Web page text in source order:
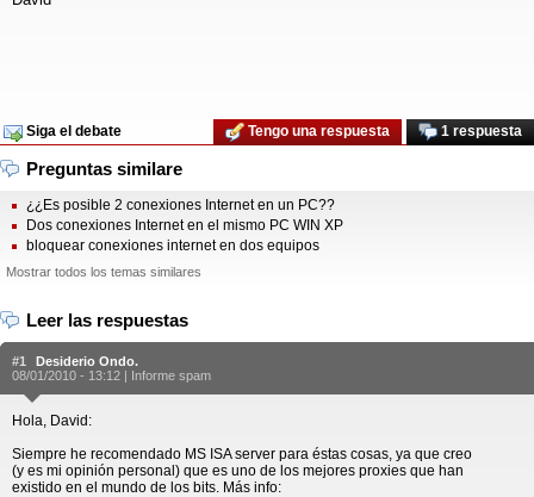
Siga el debate 1 respuesta
Tengo una respuesta
Preguntas similare
¿¿Es posible 2 conexiones Internet en un PC??
Dos conexiones Internet en el mismo PC WIN XP
bloquear conexiones internet en dos equipos
Mostrar todos los temas similares
Leer las respuestas
#1
Desiderio Ondo.
08/01/2010 - 13:12 | Informe spam
Hola, David:
Siempre he recomendado MS ISA server para éstas cosas, ya que creo
(y es mi opinión personal) que es uno de los mejores proxies que han
existido en el mundo de los bits. Más info: